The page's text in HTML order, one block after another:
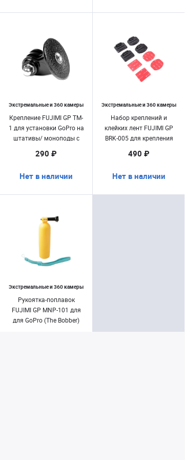
Экстремальные и 360 камеры
Крепление FUJIMI GP TM-
1 для установки GoPro на
штативы/ моноподы c
290 ₽
Нет в наличии
Экстремальные и 360 камеры
Набор креплений и
клейких лент FUJIMI GP
BRK-005 для крепления
490 ₽
Нет в наличии
Экстремальные и 360 камеры
Рукоятка-поплавок
FUJIMI GP MNP-101 для
для GoPro (The Bobber)